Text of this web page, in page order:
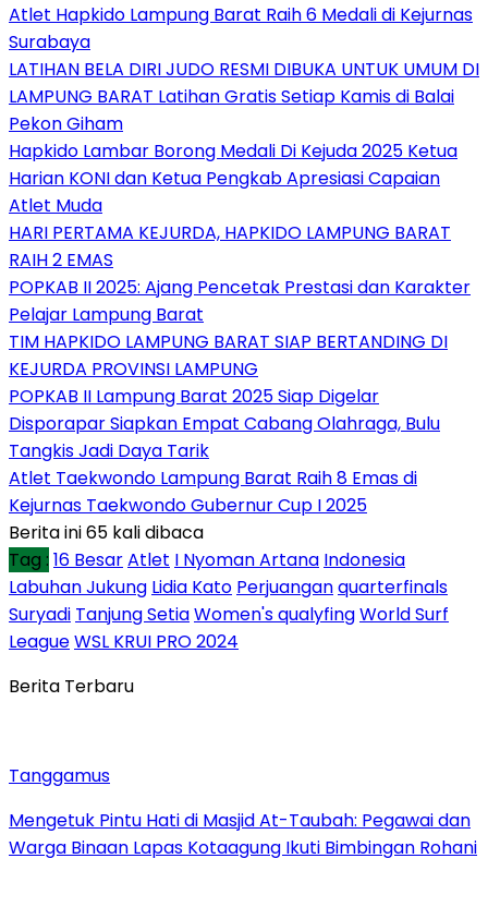
Atlet Hapkido Lampung Barat Raih 6 Medali di Kejurnas
Surabaya
LATIHAN BELA DIRI JUDO RESMI DIBUKA UNTUK UMUM DI
LAMPUNG BARAT Latihan Gratis Setiap Kamis di Balai
Pekon Giham
Hapkido Lambar Borong Medali Di Kejuda 2025 Ketua
Harian KONI dan Ketua Pengkab Apresiasi Capaian
Atlet Muda
HARI PERTAMA KEJURDA, HAPKIDO LAMPUNG BARAT
RAIH 2 EMAS
POPKAB II 2025: Ajang Pencetak Prestasi dan Karakter
Pelajar Lampung Barat
TIM HAPKIDO LAMPUNG BARAT SIAP BERTANDING DI
KEJURDA PROVINSI LAMPUNG
POPKAB II Lampung Barat 2025 Siap Digelar
Disporapar Siapkan Empat Cabang Olahraga, Bulu
Tangkis Jadi Daya Tarik
Atlet Taekwondo Lampung Barat Raih 8 Emas di
Kejurnas Taekwondo Gubernur Cup I 2025
Berita ini 65 kali dibaca
Tag : 16 BesarAtlet I Nyoman Artana Indonesia
Labuhan Jukung Lidia Kato Perjuanganquarterfinals
Suryadi Tanjung SetiaWomen's qualyfingWorld Surf
LeagueWSL KRUI PRO 2024
Berita Terbaru
Tanggamus
Mengetuk Pintu Hati di Masjid At-Taubah: Pegawai dan
Warga Binaan Lapas Kotaagung Ikuti Bimbingan Rohani